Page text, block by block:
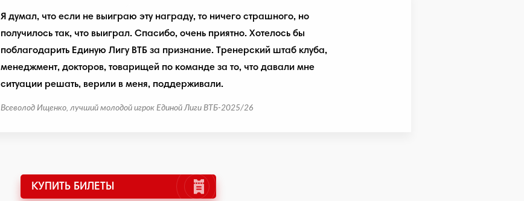
Я думал, что если не выиграю эту награду, то ничего страшного, но
получилось так, что выиграл. Спасибо, очень приятно. Хотелось бы
поблагодарить Единую Лигу ВТБ за признание. Тренерский штаб клуба,
менеджмент, докторов, товарищей по команде за то, что давали мне
ситуации решать, верили в меня, поддерживали.
Всеволод Ищенко, лучший молодой игрок Единой Лиги ВТБ-2025/26
КУПИТЬ БИЛЕТЫ